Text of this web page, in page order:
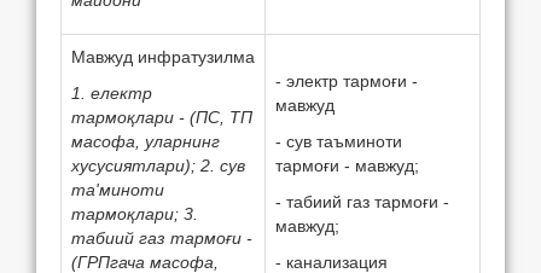
Мавжуд инфратузилма
1. eлeктр
тармоқлари - (ПС, ТП
масофа, уларнинг
хусусиятлари); 2. сув
та'миноти
тармоқлари; 3.
табиий газ тармоғи -
(ГРПгача масофа,
- электр тармоғи -
мавжуд
- сув таъминоти
тармоғи - мавжуд;
- табиий газ тармоғи -
мавжуд;
- канализация